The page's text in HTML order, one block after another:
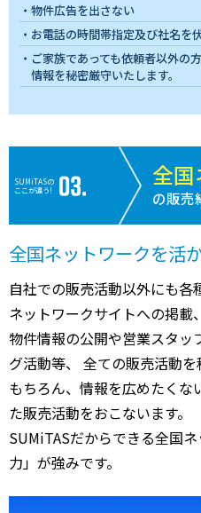
物件広告を出さない
お電話の時間帯指定及び社名を
ご家族であっても依頼者以外の
情報を秘密厳守いたします。
SUMiTASの
ここが違う!
全
の販売
全国ネットワークを活
自社での販売活動以外にも
ネットワークサイトへの掲載
物件情報の公開や営業スタッ
グ活動等、 全ての販売活動を
もちろん、情報を広めたくな
た販売活動をおこないます。
SUMiTASだからできる全国
力」が強みです。